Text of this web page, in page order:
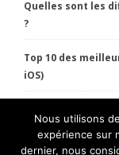
Quelles sont les
?
Top 10 des
iOS)
HT Pratique
Nous utilisons
expérience sur
dernier, nous